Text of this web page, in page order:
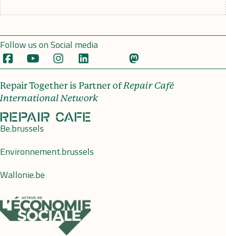
Follow us on Social media
Repair Together is Partner ofRepair Café
International Network
Be.brussels
Environnement.brussels
Wallonie.be